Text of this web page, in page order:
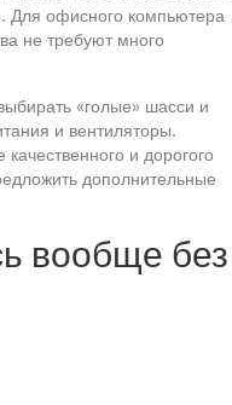
Для офисного компьютера
не требуют много
«голые» шасси и
и вентиляторы.
и дорогого
дополнительные
вообще без